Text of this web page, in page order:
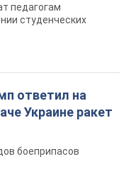
педагогам
студенческих
ответил на
Украине ракет
боеприпасов